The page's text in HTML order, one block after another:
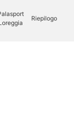
Riepilogo